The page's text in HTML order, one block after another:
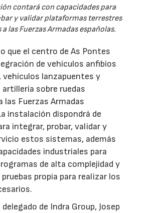
contará con capacidades para
y validar plataformas terrestres
las Fuerzas Armadas españolas.
que el centro de As Pontes
de vehículos anfibios
vehículos lanzapuentes y
sobre ruedas
las Fuerzas Armadas
instalación dispondrá de
integrar, probar, validar y
estos sistemas, además
industriales para
de alta complejidad y
propia para realizar los
de Indra Group, Josep